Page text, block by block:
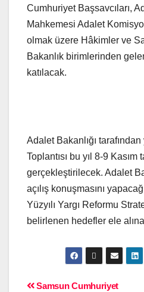
Cumhuriyet Başsavcıları,
Mahkemesi Adalet
olmak üzere Hâkimler ve
Bakanlık birimlerinden
katılacak.
Adalet Bakanlığı tarafından
Toplantısı bu yıl 8-9 Kasım
gerçekleştirilecek. Adalet
açılış konuşmasını
Yüzyılı Yargı Reformu
belirlenen hedefler ele
Samsun Cumhuriyet